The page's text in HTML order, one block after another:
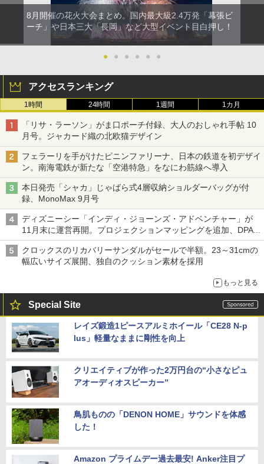
8月開催の花火大会まとめ。国内最大級2.4万発「幕張ビ
ーチ」や日本三大「長岡」など大型イベント目白押し！
● ● ● ● ● ●
アクセスランキング
1時間 24時間 1週間 1カ月
「リサ・ラーソン」がま口ポーチ付録、大人のおしゃれ手帖 10
月号。ジャカード織の北欧猫デザイン
フェラーリを手がけたピニンファリーナ、日本の鉄道を初デザイ
ン。南海電鉄が新たな「空港特急」をなにわ筋線へ導入
本日発売「シャカ」じゃばら式4層収納ショルダーバッグが付
録、MonoMax 9月号
ディズニーシー「インディ・ジョーンズ・アドベンチャー」が
11月末に運営再開。プロジェクションマッピングを追加、DPA
は1500円
クロックスのリカバリーサンダルがセールで半額。23～31cmの
幅広いサイズ展開、独自のクッション素材を採用
もっと見る
Special Site
レイズ鍛造1ピースアルミホイール「CE28 N-p
lus」軽量なままに剛性を向上
クリエイティブが作った2万円台の“小さなピュ
アオーディオスピーカー”
鳥肌ものの「DENON HOME」サウンドを体感
した！
Amazon プライムデー過去最安! Anker注目プ